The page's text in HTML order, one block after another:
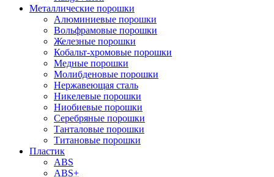
Металлические порошки
Алюминиевые порошки
Вольфрамовые порошки
Железные порошки
Кобальт-хромовые порошки
Медные порошки
Молибденовые порошки
Нержавеющая сталь
Никелевые порошки
Ниобиевые порошки
Серебряные порошки
Танталовые порошки
Титановые порошки
Пластик
ABS
ABS+